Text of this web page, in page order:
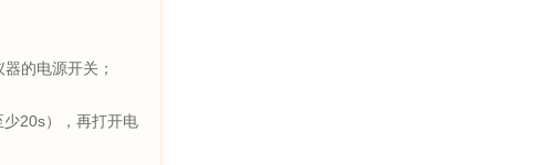
的电源开关；
20s），再打开电